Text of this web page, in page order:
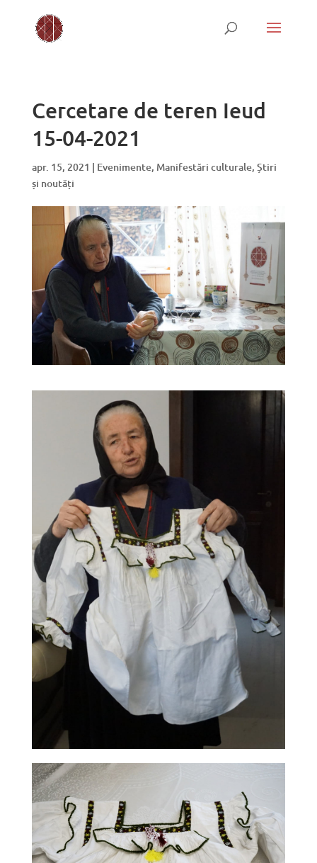
Cercetare de teren Ieud
15-04-2021
apr. 15, 2021 | Evenimente, Manifestări culturale, Știri
și noutăți